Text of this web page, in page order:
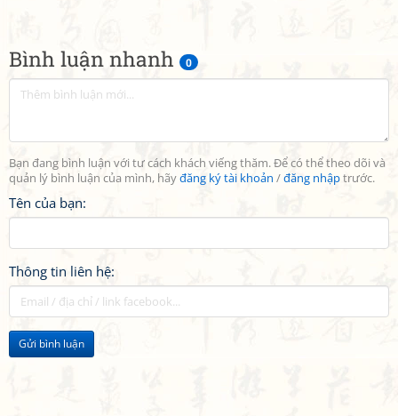
Bình luận nhanh 0
Bạn đang bình luận với tư cách khách viếng thăm. Để có thể theo dõi và
quản lý bình luận của mình, hãyđăng ký tài khoản /đăng nhậptrước.
Tên của bạn:
Thông tin liên hệ:
Gửi bình luận